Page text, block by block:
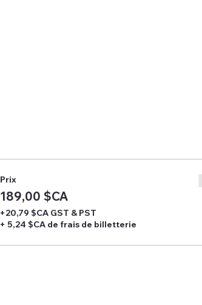
Prix
189,00 $CA
+20,79 $CA GST & PST
+ 5,24 $CA de frais de billetterie